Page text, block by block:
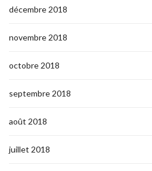
décembre 2018
novembre 2018
octobre 2018
septembre 2018
août 2018
juillet 2018